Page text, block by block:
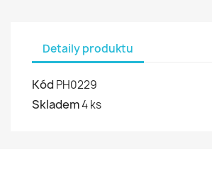
Detaily produktu
Kód PH0229
Skladem4 ks